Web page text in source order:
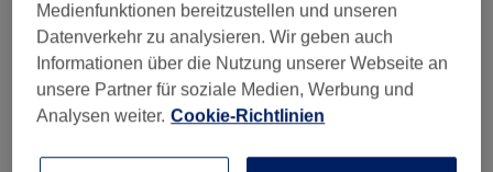
Damen - Haarschnitte & Stylings ab 25 €
Damen - Farbe & Coloration ) ab 40 €
Damen Extras
Medienfunktionen bereitzustellen und unseren
Datenverkehr zu analysieren. Wir geben auch
Informationen über die Nutzung unserer Webseite an
unsere Partner für soziale Medien, Werbung und
Analysen weiter. Cookie-Richtlinien